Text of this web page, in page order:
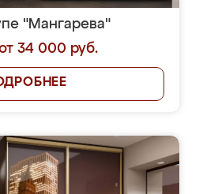
"Мангарева"
34 000 руб.